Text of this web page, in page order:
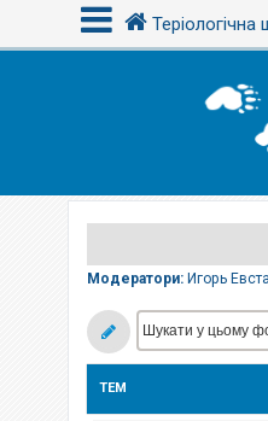
Теріологічна
Модератори: Игорь
ТЕМ